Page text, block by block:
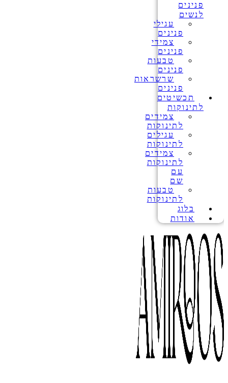
פנינים
לנשים
עגילי
פנינים
צמידי
פנינים
טבעות
פנינים
שרשראות
פנינים
תכשיטים
לתינוקות
צמידים
לתינוקות
עגילים
לתינוקות
צמידים
לתינוקות
עם
שם
טבעות
לתינוקות
בלוג
אודות